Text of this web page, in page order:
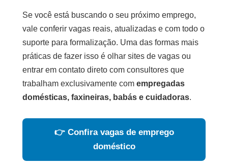
Se você está buscando o seu próximo emprego,
vale conferir vagas reais, atualizadas e com todo o
suporte para formalização. Uma das formas mais
práticas de fazer isso é olhar sites de vagas ou
entrar em contato direto com consultores que
trabalham exclusivamente com empregadas
domésticas, faxineiras, babás e cuidadoras.
👉 Confira vagas de emprego
doméstico